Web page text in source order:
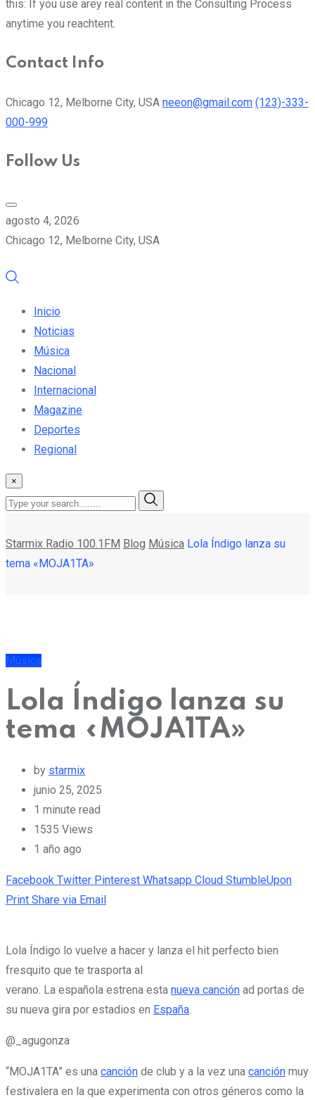
this: If you use arey real content in the Consulting Process
anytime you reachtent.
Contact Info
Chicago 12, Melborne City, USA neeon@gmail.com (123)-333-
000-999
Follow Us
agosto 4, 2026
Chicago 12, Melborne City, USA
Inicio
Noticias
Música
Nacional
Internacional
Magazine
Deportes
Regional
×
Starmix Radio 100.1FM Blog Música Lola Índigo lanza su
tema «MOJA1TA»
Música
Lola Índigo lanza su
tema «MOJA1TA»
by starmix
junio 25, 2025
1 minute read
1535 Views
1 año ago
Facebook Twitter Pinterest Whatsapp Cloud StumbleUpon
Print Share via Email
Lola Índigo lo vuelve a hacer y lanza el hit perfecto bien
fresquito que te trasporta al
verano. La española estrena esta nueva canción ad portas de
su nueva gira por estadios en España
@_agugonza
“MOJA1TA” es una canción de club y a la vez una canción muy
festivalera en la que experimenta con otros géneros como la